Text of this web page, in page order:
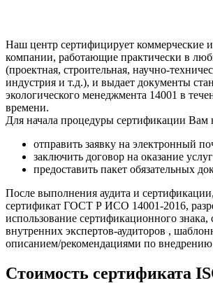
Наш центр сертифицирует коммерческие
компании, работающие практически в
(проектная, строительная, научно-
индустрия и т.д.), и выдает документы
экологического менеджмента 14001 в
времени.
Для начала процедуры сертификации Вам
отправить заявку на электронный
заключить договор на оказание
предоставить пакет обязательных
После выполнения аудита и
сертификат ГОСТ Р ИСО 14001-2016,
использование сертификационного знака,
внутренних экспертов-аудиторов ,
описанием/рекомендациями по внедрению
Стоимость сертификата